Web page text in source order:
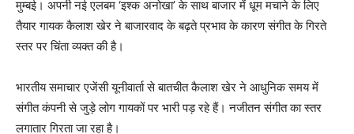
मुम्‍बई। अपनी नई एलबम ‘इश्क अनोखा’ के साथ बाजार में धूम मचाने के लिए
तैयार गायक कैलाश खेर ने बाजारवाद के बढ़ते प्रभाव के कारण संगीत के गिरते
स्‍तर पर चिंता व्‍यक्‍त की है।
भारतीय समाचार एजेंसी यूनीवार्ता से बातचीत कैलाश खेर ने आधुनिक समय में
संगीत कंपनी से जुड़े लोग गायकों पर भारी पड़ रहे हैं। नजीतन संगीत का स्तर
लगातार गिरता जा रहा है।